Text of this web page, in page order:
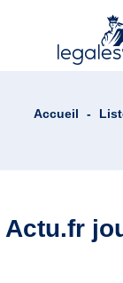
Accueil -
Actu.fr